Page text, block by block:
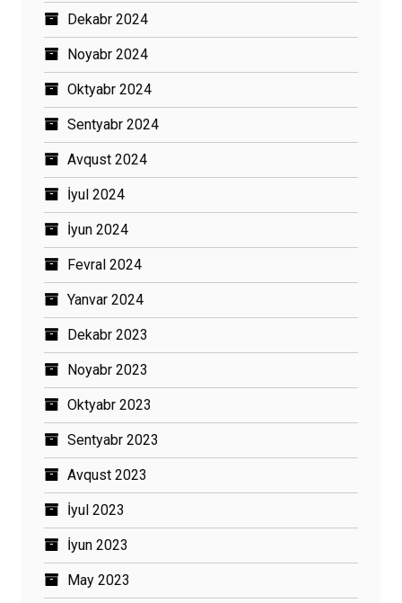
Dekabr 2024
Noyabr 2024
Oktyabr 2024
Sentyabr 2024
Avqust 2024
İyul 2024
İyun 2024
Fevral 2024
Yanvar 2024
Dekabr 2023
Noyabr 2023
Oktyabr 2023
Sentyabr 2023
Avqust 2023
İyul 2023
İyun 2023
May 2023